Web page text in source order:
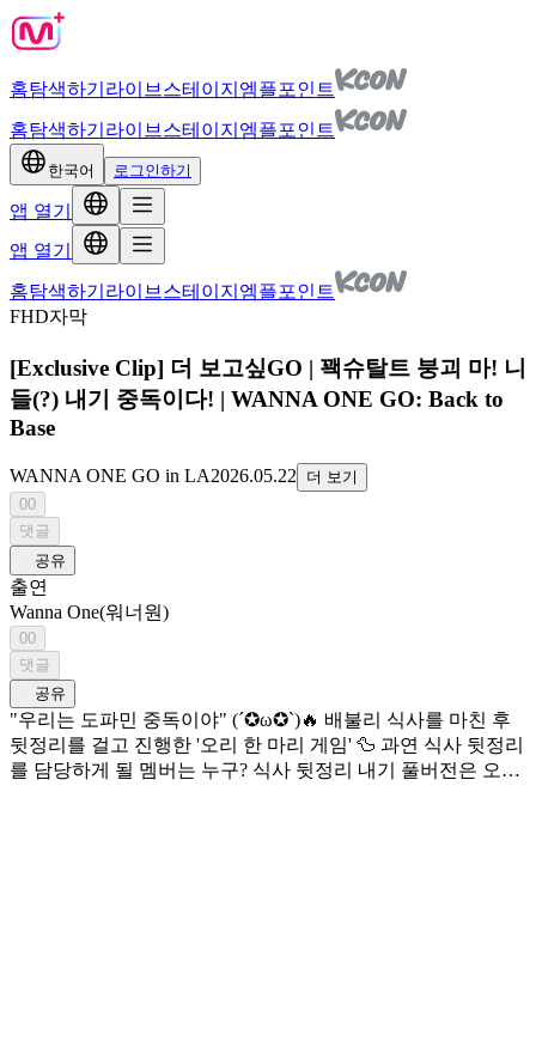
홈탐색하기 라이브 스테이지 엠플포인트
홈탐색하기 라이브 스테이지 엠플포인트
한국어 로그인하기
앱 열기
앱 열기
홈탐색하기 라이브 스테이지 엠플포인트
FHD자막
[Exclusive Clip] 더 보고싶GO | 꽥슈탈트 붕괴 마! 니
들(?) 내기 중독이다! | WANNA ONE GO: Back to
Base
WANNA ONE GO in LA2026.05.22 더 보기
00
댓글
공유
출연
Wanna One(워너원)
00
댓글
공유
"우리는 도파민 중독이야" (´✪ω✪`)🔥 배불리 식사를 마친 후
뒷정리를 걸고 진행한 '오리 한 마리 게임' 🦆 과연 식사 뒷정리
를 담당하게 될 멤버는 누구? 식사 뒷정리 내기 풀버전은 오직